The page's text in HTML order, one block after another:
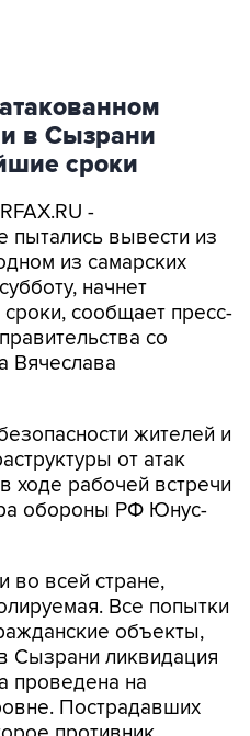
в Сызрани
сроки
-
пытались вывести из
из самарских
начнет
сообщает пресс-
со
Вячеслава
жителей и
от атак
ходе рабочей встречи
обороны РФ Юнус-
во всей стране,
Все попытки
объекты,
Сызрани ликвидация
проведена на
Пострадавших